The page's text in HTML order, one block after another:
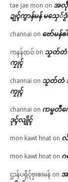
tae jae mon on အလဵု
ဍုၚ်ကွာန်မန် မသှေ်ဒၟံ
channai on ဗော်မန်
ကနန်ထဝ် on သၟတ်တံ
ကၠုၚ်
channai on သၟတ်တံ သု
ကၠုၚ်
channai on ကမ္မတဳကၠ
ဒုၚ်လျိုၚ်
mon kawt hnat on
mon kawt hnat on
ဌာန်ပရိုၚ်ဗၠးၜးမန် on အ